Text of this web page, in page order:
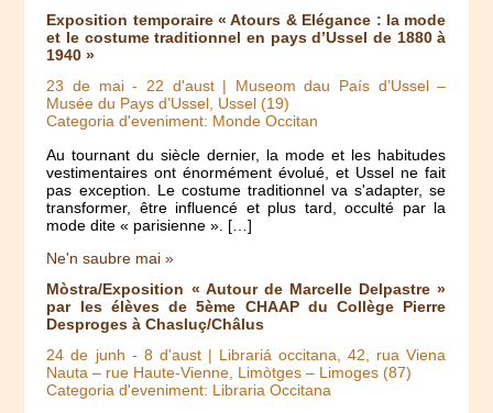
Exposition temporaire « Atours & Elégance : la mode
et le costume traditionnel en pays d’Ussel de 1880 à
1940 »
23 de mai- 22 d'aust| Museom dau País d’Ussel –
Musée du Pays d’Ussel, Ussel (19)
Categoria d'eveniment: Monde Occitan
Au tournant du siècle dernier, la mode et les habitudes
vestimentaires ont énormément évolué, et Ussel ne fait
pas exception. Le costume traditionnel va s'adapter, se
transformer, être influencé et plus tard, occulté par la
mode dite « parisienne ». […]
Ne'n saubre mai »
Mòstra/Exposition « Autour de Marcelle Delpastre »
par les élèves de 5ème CHAAP du Collège Pierre
Desproges à Chasluç/Châlus
24 de junh - 8 d'aust| Librariá occitana, 42, rua Viena
Nauta – rue Haute-Vienne, Limòtges – Limoges (87)
Categoria d'eveniment: Libraria Occitana